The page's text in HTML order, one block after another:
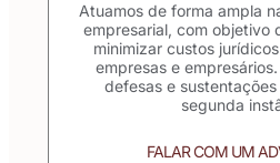
Atuamos de forma ampla
empresarial, com objetivo
minimizar custos
empresas e
defesas e
segunda
FALAR COM UM